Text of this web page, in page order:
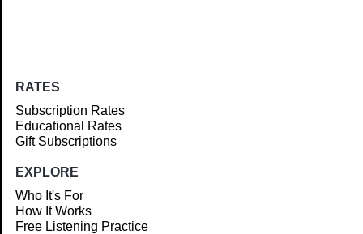
RATES
Subscription Rates
Educational Rates
Gift Subscriptions
EXPLORE
Who It's For
How It Works
Free Listening Practice